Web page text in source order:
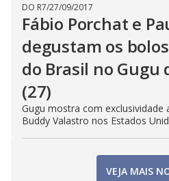
DO R7/27/09/2017
Fábio Porchat e
degustam os
do Brasil no Gugu
(27)
Gugu mostra com exclusividade
Buddy Valastro nos Estados
VEJA MAIS